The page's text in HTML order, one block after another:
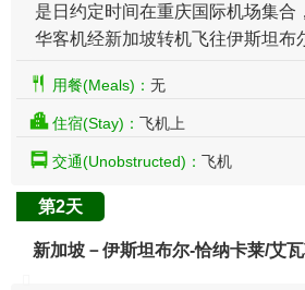
是日约定时间在重庆国际机场集合
华客机经新加坡转机飞往伊斯坦布
用餐(Meals)： 无
住宿(Stay)： 飞机上
交通(Unobstructed)： 飞机
第2天
新加坡－伊斯坦布尔-恰纳卡莱/艾